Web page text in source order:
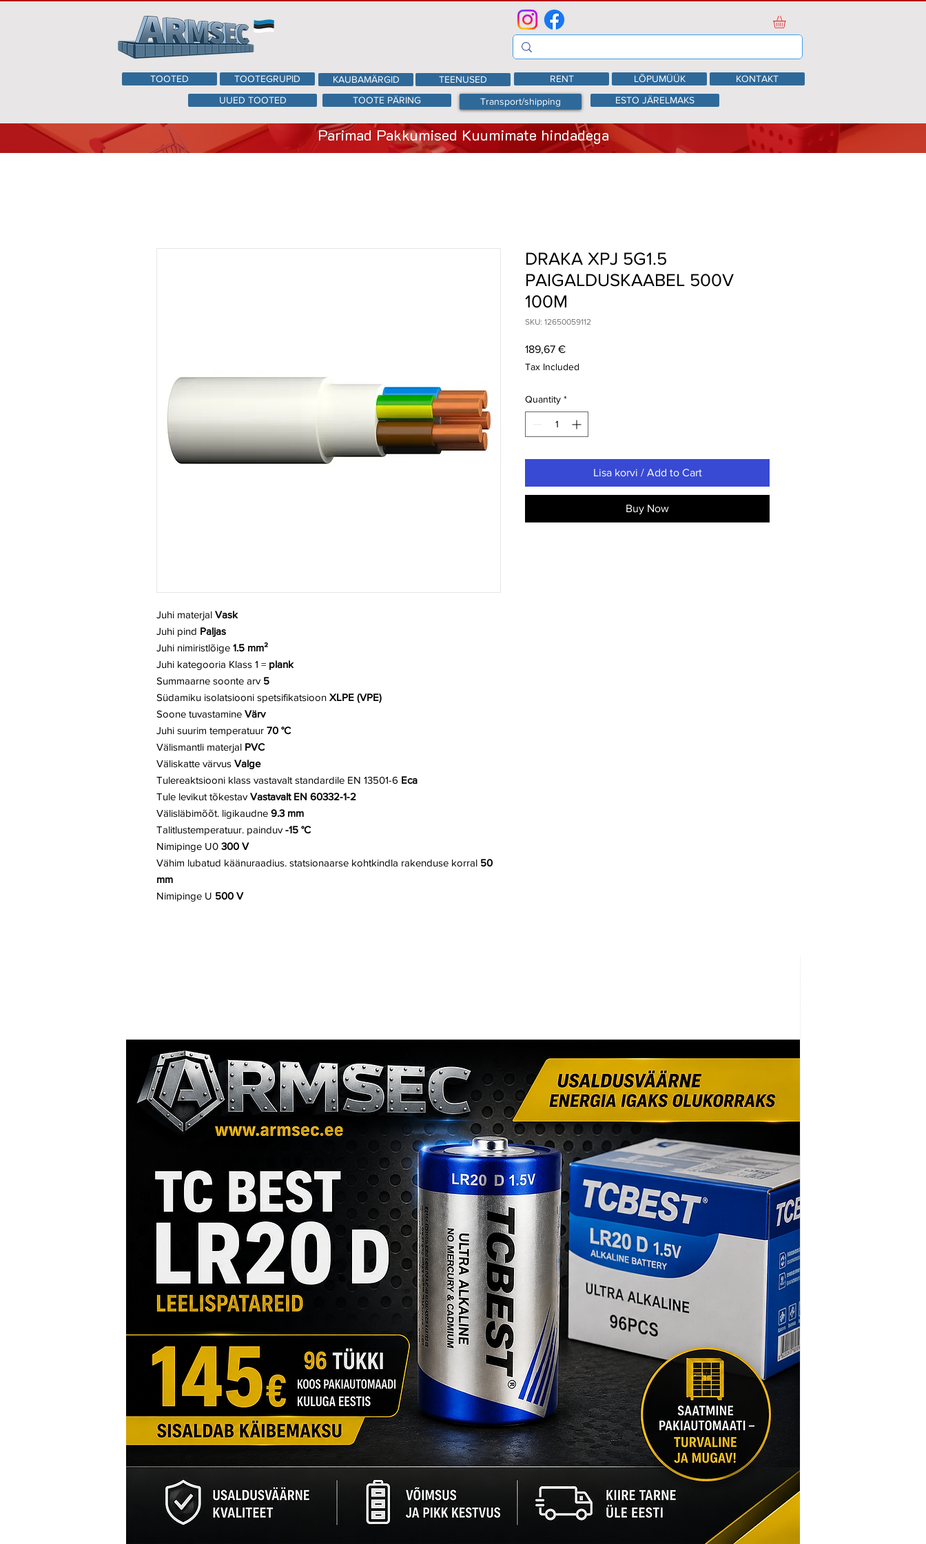
TOOTED
TOOTEGRUPID
UUED TOOTED
KAUBAMÄRGID TEENUSED RENT LÕPUMÜÜK
KONTAKT
TOOTE PÄRING
Transport/shipping ESTO JÄRELMAKS
Parimad Pakkumised Kuumimate hindadega
Juhi materjal Vask
Juhi pind Paljas
Juhi nimiristlõige 1.5 mm²
Juhi kategooria Klass 1 = plank
Summaarne soonte arv 5
Südamiku isolatsiooni spetsifikatsioon XLPE (VPE)
Soone tuvastamine Värv
Juhi suurim temperatuur 70 °C
Välismantli materjal PVC
Väliskatte värvus Valge
Tulereaktsiooni klass vastavalt standardile EN 13501-6 Eca
Tule levikut tõkestav Vastavalt EN 60332-1-2
Välisläbimõõt. ligikaudne 9.3 mm
Talitlustemperatuur. painduv -15 °C
Nimipinge U0 300 V
Vähim lubatud käänuraadius. statsionaarse kohtkindla rakenduse korral 50
mm
Nimipinge U 500 V
DRAKA XPJ 5G1.5
PAIGALDUSKAABEL 500V
100M
SKU: 12650059112
189,67 €Price
Tax Included
Quantity *
Lisa korvi / Add to Cart
Buy Now